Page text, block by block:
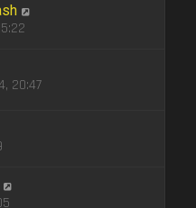
20:47